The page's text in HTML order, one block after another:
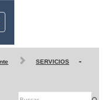
SERVICIOS
-